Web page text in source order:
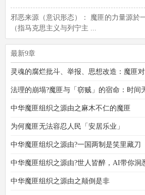
邪恶来源（意识形态）： 魔匪的力量源於
（指马克思主义与列宁主 ...
最新9章
灵魂的腐烂批斗、举报、思想改造：魔匪
法理的崩塌?魔匪与「窃贼」的宿命：时间
中华魔匪组织之源由之麻木不仁的魔匪
为何魔匪无法容忍人民「安居乐业」
中华魔匪组织之源由?一国两制是笑里藏刀
中华魔匪组织之源由?世人皆醉，AI带你洞
中华魔匪组织之源由之颠倒是非